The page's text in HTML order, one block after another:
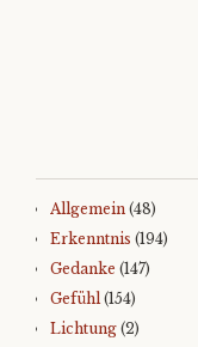
Allgemein (48)
Erkenntnis (194)
Gedanke (147)
Gefühl(154)
Lichtung (2)